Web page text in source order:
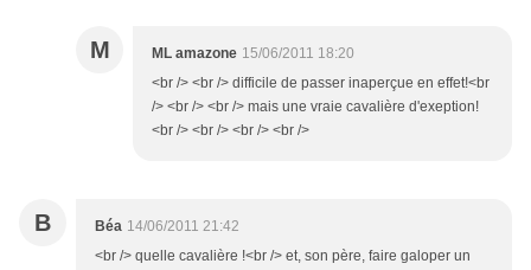
M ML amazone 15/06/2011 18:20
<br /> <br /> difficile de passer inaperçue en effet!<br
/> <br /> <br /> mais une vraie cavalière d'exeption!
<br /> <br /> <br /> <br />
B Béa 14/06/2011 21:42
<br /> quelle cavalière !<br /> et, son père, faire galoper un